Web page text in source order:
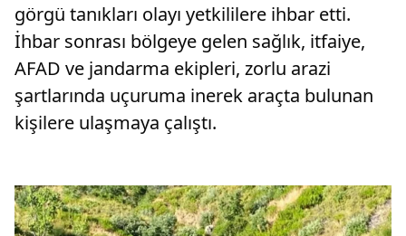
görgü tanıkları olayı yetkililere ihbar etti.
İhbar sonrası bölgeye gelen sağlık, itfaiye,
AFAD ve jandarma ekipleri, zorlu arazi
şartlarında uçuruma inerek araçta bulunan
kişilere ulaşmaya çalıştı.